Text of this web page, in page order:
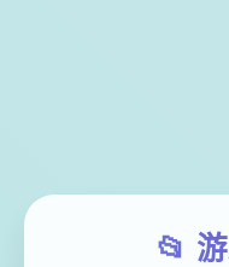
📂